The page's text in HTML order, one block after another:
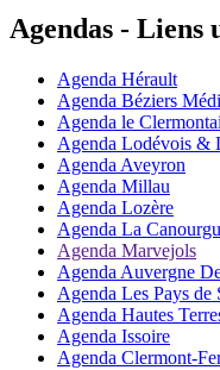
Agendas - Liens
Agenda Hérault
Agenda Béziers
Agenda le
Agenda Lodévois &
Agenda Aveyron
Agenda Millau
Agenda Lozère
Agenda La
Agenda Marvejols
Agenda Auvergne
Agenda Les Pays de
Agenda Hautes
Agenda Issoire
Agenda Clermont-